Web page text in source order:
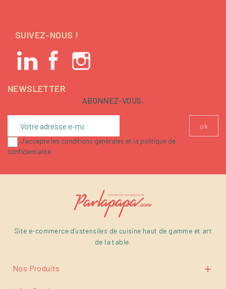
SUIVEZ-NOUS !
NEWSLETTER
ABONNEZ-VOUS.
J'accepte les conditions générales et la politique de
confidentialité
Site e-commerce d'ustensiles de cuisine haut de gamme et art
de la table.
Nos Produits 